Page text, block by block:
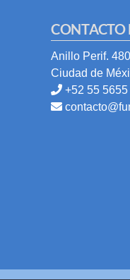
Anillo Perif.
Ciudad de
+52 55 5655